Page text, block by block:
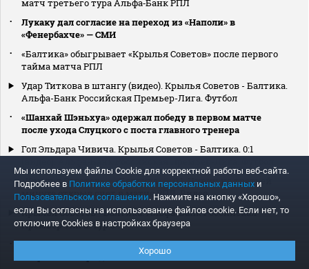
матч третьего тура Альфа‑Банк РПЛ
Лукаку дал согласие на переход из «Наполи» в
«Фенербахче» — СМИ
«Балтика» обыгрывает «Крылья Советов» после первого
тайма матча РПЛ
Удар Титкова в штангу (видео). Крылья Советов - Балтика.
Альфа-Банк Российская Премьер-Лига. Футбол
«Шанхай Шэньхуа» одержал победу в первом матче
после ухода Слуцкого с поста главного тренера
Гол Эльдара Чивича. Крылья Советов - Балтика. 0:1
«Крылья Советов» — «Балтика» — 0:1. Чивич на третьей
минуте открыл счет в матче РПЛ. Видео
Крылья Советов - Балтика. Альфа-Банк Российская
Премьер-Лига. Тур 3
Аршавин ответил Овечкину, что футбол является
Мы используем файлы Сookie для корректной работы веб-сайта.
Подробнее в Политике обработки персональных данных и
Пользовательском соглашении. Нажмите на кнопку «Хорошо»,
если Вы согласны на использование файлов cookie. Если нет, то
отключите Cookies в настройках браузера
Хорошо